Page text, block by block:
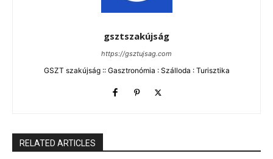
gsztszakújság
https://gsztujsag.com
GSZT szakújság :: Gasztronómia : Szálloda : Turisztika
RELATED ARTICLES